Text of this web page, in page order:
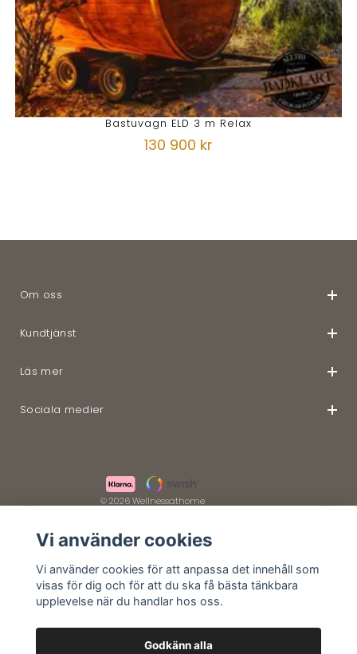
Bastuvagn ELD 3 m Relax
130 900 kr
Om oss
Kundtjänst
Läs mer
Sociala medier
© 2026 Wellnessathome
Vi använder cookies
Vi använder cookies för att anpassa det innehåll som
visas för dig och för att du ska få bästa tänkbara
upplevelse när du handlar hos oss.
Godkänn alla